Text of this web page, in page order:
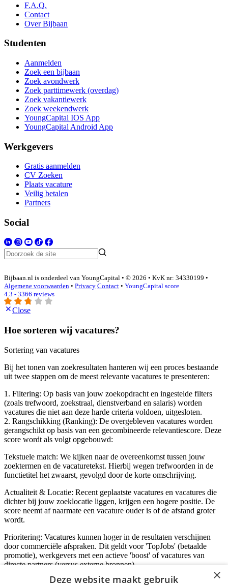
F.A.Q.
Contact
Over Bijbaan
Studenten
Aanmelden
Zoek een bijbaan
Zoek avondwerk
Zoek parttimewerk (overdag)
Zoek vakantiewerk
Zoek weekendwerk
YoungCapital IOS App
YoungCapital Android App
Werkgevers
Gratis aanmelden
CV Zoeken
Plaats vacature
Veilig betalen
Partners
Social
Bijbaan.nl is onderdeel van YoungCapital • © 2026 • KvK nr: 34330199 •
Algemene voorwaarden • Privacy Contact • YoungCapital score
4.3 - 3366 reviews
Close
Hoe sorteren wij vacatures?
Sortering van vacatures
Bij het tonen van zoekresultaten hanteren wij een proces bestaande
uit twee stappen om de meest relevante vacatures te presenteren:
1. Filtering: Op basis van jouw zoekopdracht en ingestelde filters
(zoals trefwoord, zoekstraal, dienstverband en salaris) worden
vacatures die niet aan deze harde criteria voldoen, uitgesloten.
2. Rangschikking (Ranking): De overgebleven vacatures worden
gerangschikt op basis van een gecombineerde relevantiescore. Deze
score wordt als volgt opgebouwd:
Tekstuele match: We kijken naar de overeenkomst tussen jouw
zoektermen en de vacaturetekst. Hierbij wegen trefwoorden in de
functietitel het zwaarst, gevolgd door de korte omschrijving.
Actualiteit & Locatie: Recent geplaatste vacatures en vacatures die
dichter bij jouw zoeklocatie liggen, krijgen een hogere positie. De
score neemt af naarmate een vacature ouder is of de afstand groter
wordt.
Prioritering: Vacatures kunnen hoger in de resultaten verschijnen
door commerciële afspraken. Dit geldt voor 'TopJobs' (betaalde
promotie), werkgevers met een actieve 'boost' of vacatures van
directe partners (versus externe bronnen).
×
Deze website maakt gebruik